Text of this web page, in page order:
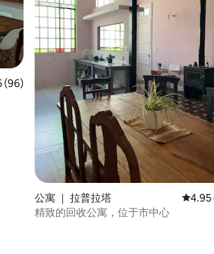
分 4.95 分（满分 5 分），共 96 条评价
(96)
公寓 ｜ 拉普拉塔 平均
4.95
精致的回收公寓，位于市中心